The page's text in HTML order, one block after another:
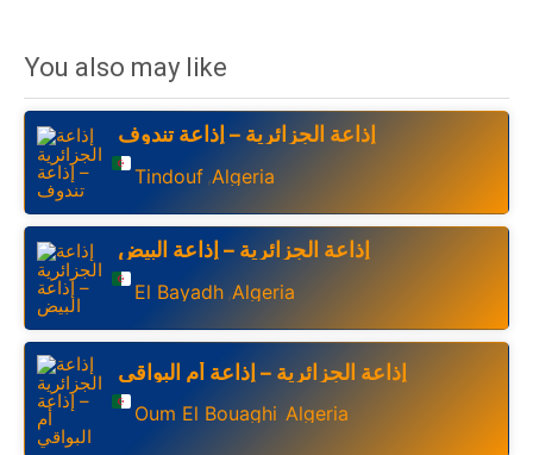
You also may like
إذاعة الجزائرية – إذاعة تندوف
Tindouf ,Algeria
إذاعة الجزائرية – إذاعة البيض
El Bayadh ,Algeria
إذاعة الجزائرية – إذاعة أم البواقي
Oum El Bouaghi Algeria